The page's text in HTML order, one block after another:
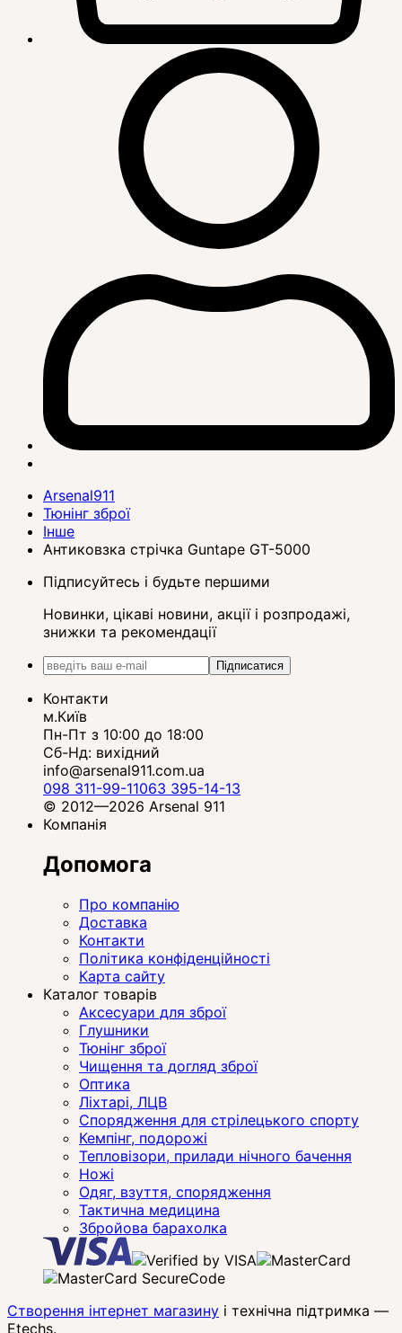
Arsenal911
Тюнінг зброї
Інше
Антиковзка стрічка Guntape GT-5000
Підписуйтесь і будьте першими
Новинки, цікаві новини, акції і розпродажі,
знижки та рекомендації
Підписатися
Контакти
м.Київ
Пн-Пт з 10:00 до 18:00
Сб-Нд: вихідний
info@arsenal911.com.ua
098 311-99-11063 395-14-13
© 2012—2026 Arsenal 911
Компанія
Допомога
Про компанію
Доставка
Контакти
Політика конфіденційності
Карта сайту
Каталог товарів
Аксесуари для зброї
Глушники
Тюнінг зброї
Чищення та догляд зброї
Оптика
Ліхтарі, ЛЦВ
Спорядження для стрілецького спорту
Кемпінг, подорожі
Тепловізори, прилади нічного бачення
Ножі
Одяг, взуття, спорядження
Тактична медицина
Збройова барахолка
Створення інтернет магазину і технічна підтримка —
Etechs.